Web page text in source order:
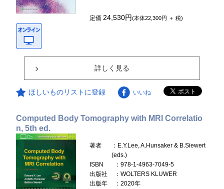
定価24,530円(本体22,300円 ＋ 税)
詳しく見る
ほしいものリストに登録 いいね
Computed Body Tomography with MRI Correlatio
n, 5th ed.
著者
：E.Y.Lee, A.Hunsaker & B.Siewert
(eds.)
ISBN
：978-1-4963-7049-5
出版社
：WOLTERS KLUWER
出版年
：2020年